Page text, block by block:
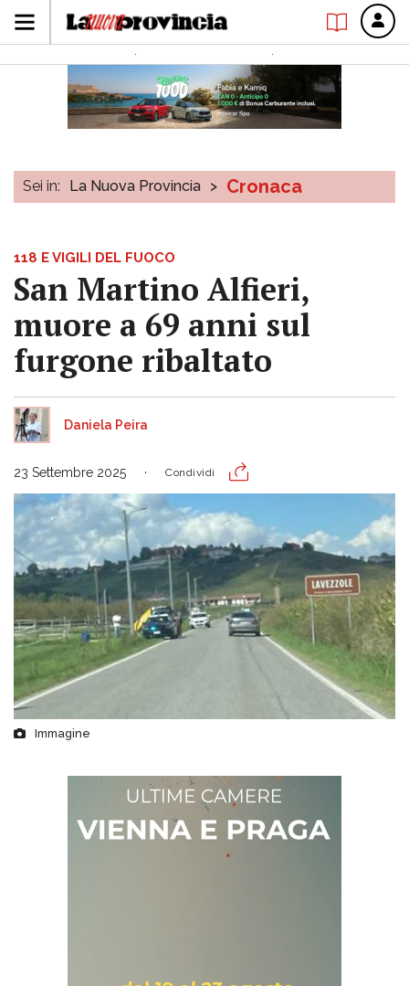
Sei in: La Nuova Provincia > Cronaca
118 E VIGILI DEL FUOCO
San Martino Alfieri,
muore a 69 anni sul
furgone ribaltato
Daniela Peira
23 Settembre 2025 Condividi
Immagine